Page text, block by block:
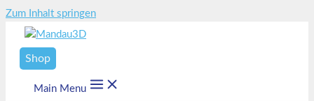
Zum Inhalt springen
Shop
Main Menu